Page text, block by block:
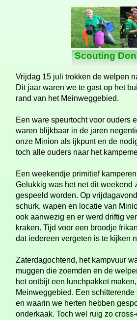
Scouting
Vrijdag 15 juli trokken de welpen
Dit jaar waren we te gast op het
rand van het Meinweggebied.
Een ware speurtocht voor ouders
waren blijkbaar in de jaren
onze Minion als ijkpunt en de
toch alle ouders naar het
Een weekendje primitief
Gelukkig was het net dit weekend
gespeeld worden. Op
schurk, wapen en locatie van
ook aanwezig en er werd driftig
kraken. Tijd voor een broodje
dat iedereen vergeten is te kijken
Zaterdagochtend, het kampvuur
muggen die zoemden en de
het ontbijt een lunchpakket
Meinweggebied. Een
en waarin we herten hebben
onderkaak. Toch wel ruig zo cross-